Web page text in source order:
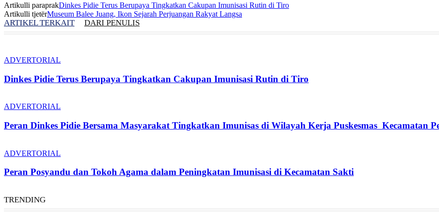
Artikulli paraprakDinkes Pidie Terus Berupaya Tingkatkan Cakupan Imunisasi Rutin di Tiro
Artikulli tjetërMuseum Balee Juang, Ikon Sejarah Perjuangan Rakyat Langsa
ARTIKEL TERKAIT DARI PENULIS
ADVERTORIAL
Dinkes Pidie Terus Berupaya Tingkatkan Cakupan Imunisasi Rutin di Tiro
ADVERTORIAL
Peran Dinkes Pidie Bersama Masyarakat Tingkatkan Imunisas di Wilayah Kerja Puskesmas Kecamatan
ADVERTORIAL
Peran Posyandu dan Tokoh Agama dalam Peningkatan Imunisasi di Kecamatan Sakti
TRENDING